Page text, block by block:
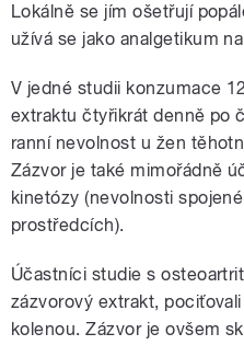
Lokálně se jím ošetřují
užívá se jako analgetikum
V jedné studii konzumace
extraktu čtyřikrát denně po
ranní nevolnost u žen
Zázvor je také mimořádně
kinetózy (nevolnosti
prostředcích).
Účastníci studie s
zázvorový extrakt,
kolenou. Zázvor je ovšem